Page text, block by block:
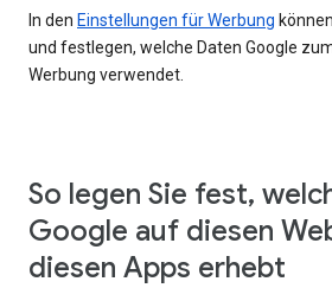
In den Einstellungen für Werbung
und festlegen, welche Daten Google
Werbung verwendet.
So legen Sie fest,
Google auf diesen
diesen Apps erhebt